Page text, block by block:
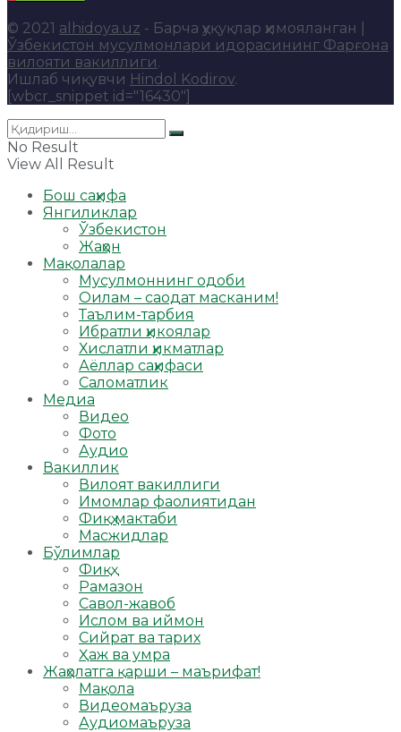
© 2021 alhidoya.uz - Барча ҳуқуқлар ҳимояланган |
Ўзбекистон мусулмонлари идорасининг Фарғона
вилояти вакиллиги.
Ишлаб чиқувчи Hindol Kodirov.
[wbcr_snippet id="16430"]
No Result
View All Result
Бош саҳифа
Янгиликлар
Ўзбекистон
Жаҳон
Мақолалар
Мусулмоннинг одоби
Оилам – саодат масканим!
Таълим-тарбия
Ибратли ҳикоялар
Хислатли ҳикматлар
Аёллар саҳифаси
Саломатлик
Медиа
Видео
Фото
Аудио
Вакиллик
Вилоят вакиллиги
Имомлар фаолиятидан
Фиқҳ мактаби
Масжидлар
Бўлимлар
Фиқҳ
Рамазон
Савол-жавоб
Ислом ва иймон
Сийрат ва тарих
Ҳаж ва умра
Жаҳолатга қарши – маърифат!
Мақола
Видеомаъруза
Аудиомаъруза